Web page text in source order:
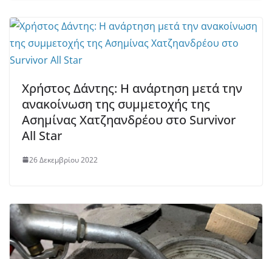
Χρήστος Δάντης: Η ανάρτηση μετά την
ανακοίνωση της συμμετοχής της
Ασημίνας Χατζηανδρέου στο Survivor
All Star
26 Δεκεμβρίου 2022